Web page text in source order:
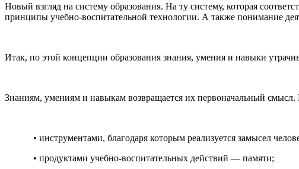
Новый взгляд на систему образования. На ту систему, которая
принципы учебно-воспитательной технологии. А также понимание
Итак, по этой концепции образования знания, умения и навыки
Знаниям, умениям и навыкам возвращается их первоначальный
• инструментами, благодаря которым реализуется замысел
• продуктами учебно-воспитательных действий — памяти;